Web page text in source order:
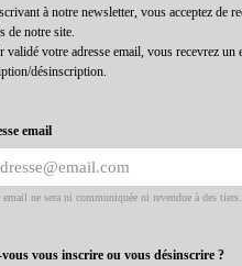
à notre newsletter, vous acceptez de
de notre site.
validé votre adresse email, vous recevrez
désinscription.
email
email ne sera ni communiquée ni revendue à des tiers.
vous inscrire ou vous désinscrire ?